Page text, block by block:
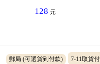
128 元
郵局 (可選貨到付款) 7-11取貨